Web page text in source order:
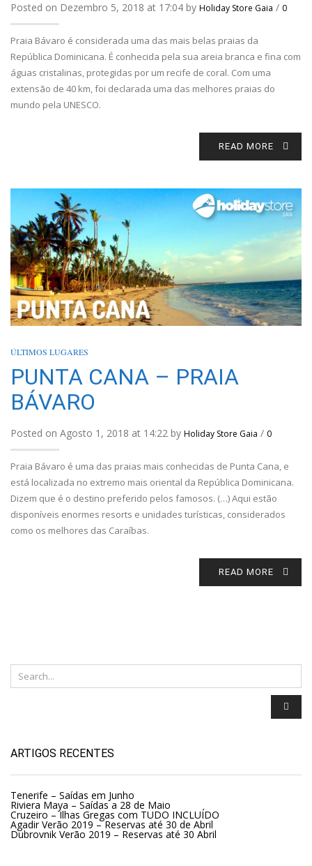
Posted on Dezembro 5, 2018 at 17:04 by Holiday Store Gaia / 0
Praia Bávaro é considerada uma das mais belas praias da
República Dominicana. É conhecida pela sua areia branca e fina com
águas cristalinas, protegidas por um recife de coral. Com uma
extensão de 40 km, foi declarada uma das melhores praias do
mundo pela UNESCO.
READ MORE
ÚLTIMOS LUGARES
PUNTA CANA – PRAIA
BÁVARO
Posted on Agosto 1, 2018 at 14:22 by Holiday Store Gaia / 0
Praia Bávaro é uma das praias mais conhecidas de Punta Cana, e
está localizada no extremo mais oriental da República Dominicana.
Dizem que é o destino preferido pelos famosos. (…) Aqui estão
disponíveis enormes resorts e unidades turísticas, considerados
como os melhores das Caraíbas.
READ MORE
ARTIGOS RECENTES
Tenerife – Saídas em Junho
Riviera Maya – Saídas a 28 de Maio
Cruzeiro – Ilhas Gregas com TUDO INCLUÍDO
Agadir Verão 2019 – Reservas até 30 de Abril
Dubrovnik Verão 2019 – Reservas até 30 Abril